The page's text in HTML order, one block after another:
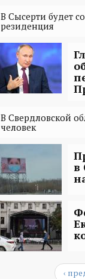
В Сысерти будет
резиденция
В Свердловской
человек
в
‹